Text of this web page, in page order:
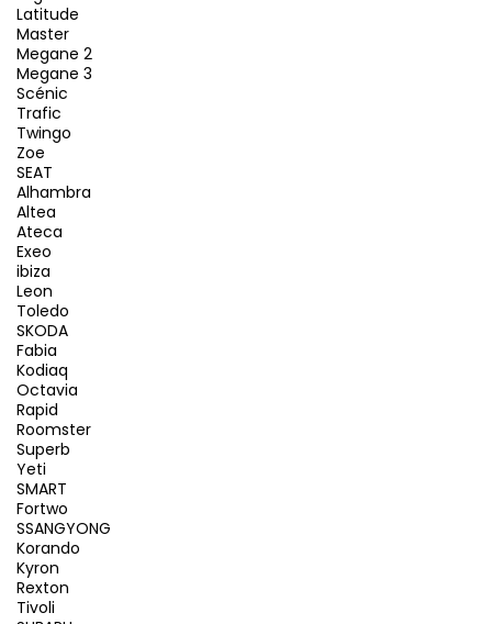
Latitude
Master
Megane 2
Megane 3
Scénic
Trafic
Twingo
Zoe
SEAT
Alhambra
Altea
Ateca
Exeo
ibiza
Leon
Toledo
SKODA
Fabia
Kodiaq
Octavia
Rapid
Roomster
Superb
Yeti
SMART
Fortwo
SSANGYONG
Korando
Kyron
Rexton
Tivoli